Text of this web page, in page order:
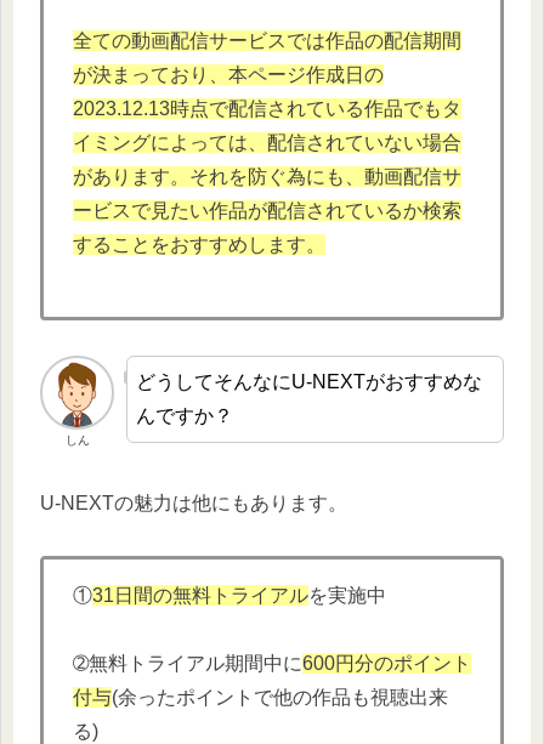
全ての動画配信サービスでは作品の配信期間
が決まっており、本ページ作成日の
2023.12.13時点で配信されている作品でもタ
イミングによっては、配信されていない場合
があります。それを防ぐ為にも、動画配信サ
ービスで見たい作品が配信されているか検索
することをおすすめします。
しん
どうしてそんなにU-NEXTがおすすめな
んですか？
U-NEXTの魅力は他にもあります。
①31日間の無料トライアルを実施中
➁無料トライアル期間中に600円分のポイント
付与(余ったポイントで他の作品も視聴出来
る)